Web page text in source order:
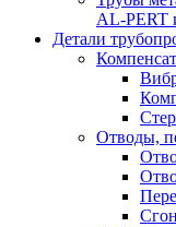
AL-PERT
Детали
Отводы,